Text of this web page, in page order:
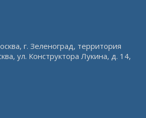
г. Зеленоград, территория
ул. Конструктора Лукина, д. 14,